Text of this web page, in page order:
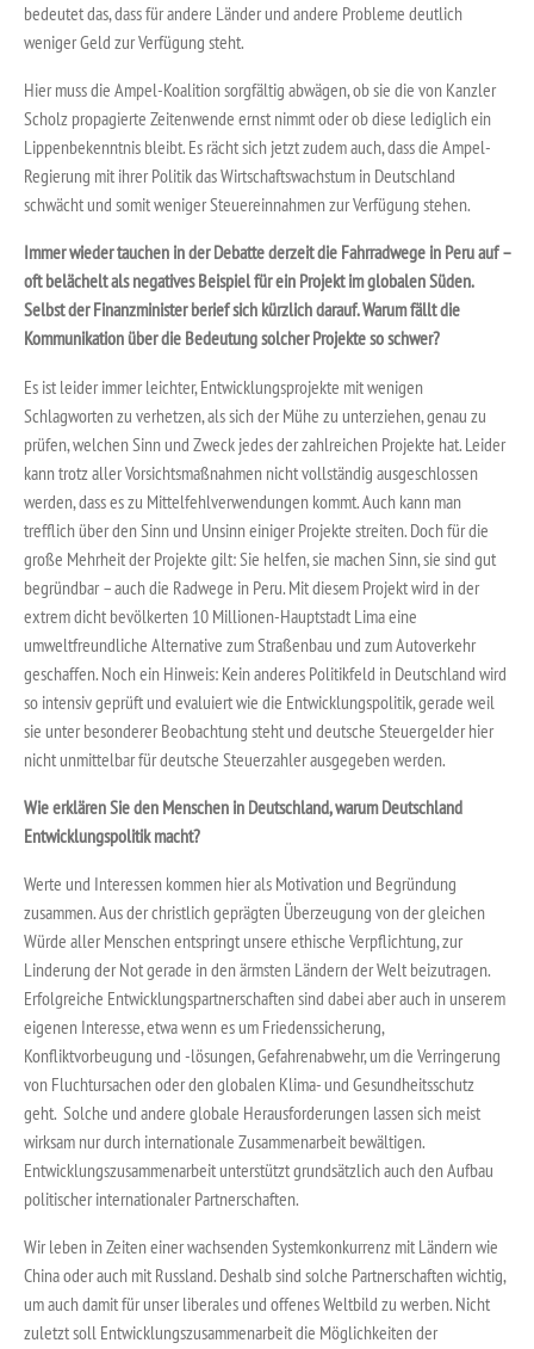
bedeutet das, dass für andere Länder und andere Probleme deutlich
weniger Geld zur Verfügung steht.
Hier muss die Ampel-Koalition sorgfältig abwägen, ob sie die von Kanzler
Scholz propagierte Zeitenwende ernst nimmt oder ob diese lediglich ein
Lippenbekenntnis bleibt. Es rächt sich jetzt zudem auch, dass die Ampel-
Regierung mit ihrer Politik das Wirtschaftswachstum in Deutschland
schwächt und somit weniger Steuereinnahmen zur Verfügung stehen.
Immer wieder tauchen in der Debatte derzeit die Fahrradwege in Peru auf –
oft belächelt als negatives Beispiel für ein Projekt im globalen Süden.
Selbst der Finanzminister berief sich kürzlich darauf. Warum fällt die
Kommunikation über die Bedeutung solcher Projekte so schwer?
Es ist leider immer leichter, Entwicklungsprojekte mit wenigen
Schlagworten zu verhetzen, als sich der Mühe zu unterziehen, genau zu
prüfen, welchen Sinn und Zweck jedes der zahlreichen Projekte hat. Leider
kann trotz aller Vorsichtsmaßnahmen nicht vollständig ausgeschlossen
werden, dass es zu Mittelfehlverwendungen kommt. Auch kann man
trefflich über den Sinn und Unsinn einiger Projekte streiten. Doch für die
große Mehrheit der Projekte gilt: Sie helfen, sie machen Sinn, sie sind gut
begründbar – auch die Radwege in Peru. Mit diesem Projekt wird in der
extrem dicht bevölkerten 10 Millionen-Hauptstadt Lima eine
umweltfreundliche Alternative zum Straßenbau und zum Autoverkehr
geschaffen. Noch ein Hinweis: Kein anderes Politikfeld in Deutschland wird
so intensiv geprüft und evaluiert wie die Entwicklungspolitik, gerade weil
sie unter besonderer Beobachtung steht und deutsche Steuergelder hier
nicht unmittelbar für deutsche Steuerzahler ausgegeben werden.
Wie erklären Sie den Menschen in Deutschland, warum Deutschland
Entwicklungspolitik macht?
Werte und Interessen kommen hier als Motivation und Begründung
zusammen. Aus der christlich geprägten Überzeugung von der gleichen
Würde aller Menschen entspringt unsere ethische Verpflichtung, zur
Linderung der Not gerade in den ärmsten Ländern der Welt beizutragen.
Erfolgreiche Entwicklungspartnerschaften sind dabei aber auch in unserem
eigenen Interesse, etwa wenn es um Friedenssicherung,
Konfliktvorbeugung und -lösungen, Gefahrenabwehr, um die Verringerung
von Fluchtursachen oder den globalen Klima- und Gesundheitsschutz
geht. Solche und andere globale Herausforderungen lassen sich meist
wirksam nur durch internationale Zusammenarbeit bewältigen.
Entwicklungszusammenarbeit unterstützt grundsätzlich auch den Aufbau
politischer internationaler Partnerschaften.
Wir leben in Zeiten einer wachsenden Systemkonkurrenz mit Ländern wie
China oder auch mit Russland. Deshalb sind solche Partnerschaften wichtig,
um auch damit für unser liberales und offenes Weltbild zu werben. Nicht
zuletzt soll Entwicklungszusammenarbeit die Möglichkeiten der